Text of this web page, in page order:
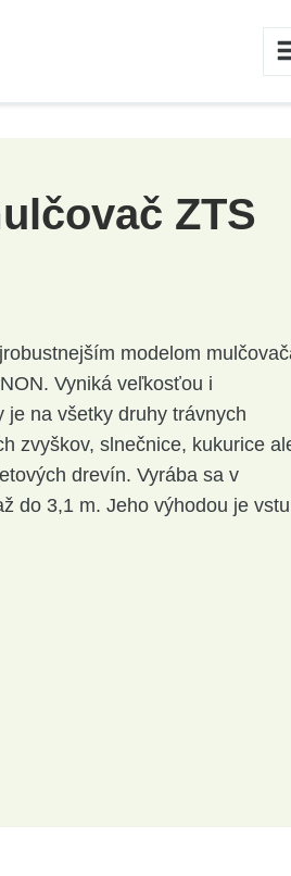
ZTS
modelom
Vyniká veľkosťou i
je na všetky druhy trávnych
zvyškov, slnečnice, kukurice
drevín. Vyrába sa v
do 3,1 m. Jeho výhodou je